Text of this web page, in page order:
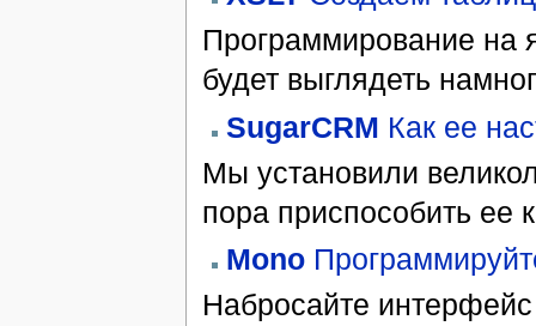
Программирование на
будет выглядеть
SugarCRM Как ее
Мы установили
пора приспособить ее
Mono
Набросайте интерфейс